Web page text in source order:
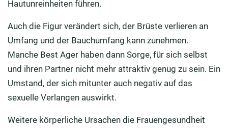
Hautunreinheiten führen.
Auch die Figur verändert sich, der Brüste verlieren an
Umfang und der Bauchumfang kann zunehmen.
Manche Best Ager haben dann Sorge, für sich selbst
und ihren Partner nicht mehr attraktiv genug zu sein. Ein
Umstand, der sich mitunter auch negativ auf das
sexuelle Verlangen auswirkt.
Weitere körperliche Ursachen die Frauengesundheit